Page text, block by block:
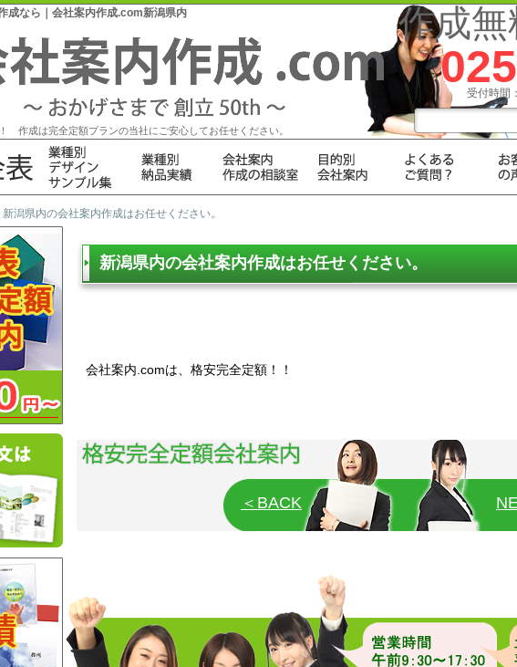
成なら｜会社案内作成.com新潟県内 作成無
作成は完全定額プランの当社にご安心してお任せください。
受付時間
新潟県内の会社案内作成はお任せください。
新潟県内の会社案内作成はお任せください。
会社案内.comは、格安完全定額！！
＜BACK